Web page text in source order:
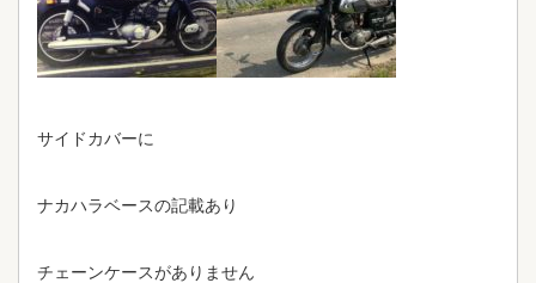
サイドカバーに
ナカハラベースの記載あり
チェーンケースがありません